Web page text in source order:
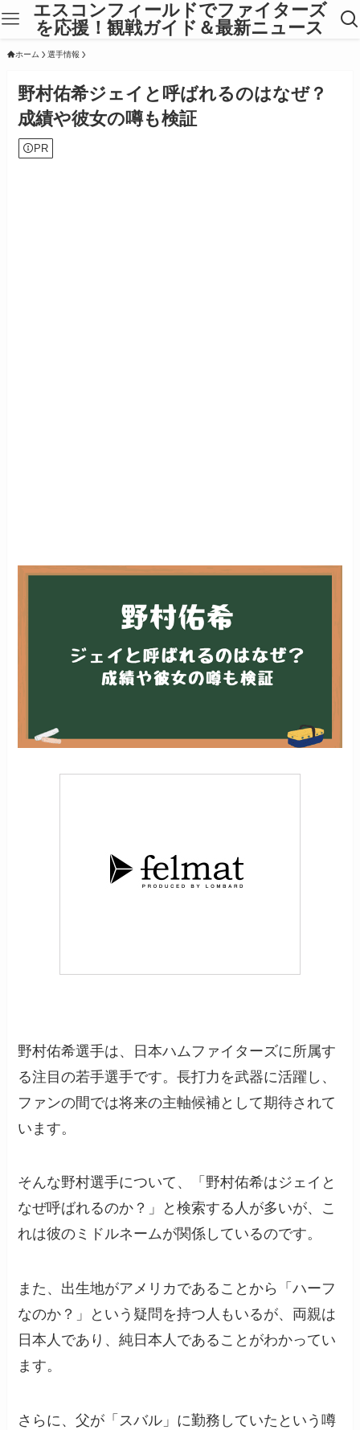
エスコンフィールドでファイターズ
を応援！観戦ガイド＆最新ニュース
ホーム 選手情報
野村佑希ジェイと呼ばれるのはなぜ？
成績や彼女の噂も検証
PR
野村佑希選手は、日本ハムファイターズに所属す
る注目の若手選手です。長打力を武器に活躍し、
ファンの間では将来の主軸候補として期待されて
います。
そんな野村選手について、「野村佑希はジェイと
なぜ呼ばれるのか？」と検索する人が多いが、こ
れは彼のミドルネームが関係しているのです。
また、出生地がアメリカであることから「ハーフ
なのか？」という疑問を持つ人もいるが、両親は
日本人であり、純日本人であることがわかってい
ます。
さらに、父が「スバル」に勤務していたという噂